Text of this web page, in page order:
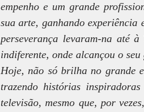
empenho e um grande
sua arte, ganhando
perseverança levaram-na até
indiferente, onde alcançou o
Hoje, não só brilha no grande
trazendo histórias
televisão, mesmo que, por